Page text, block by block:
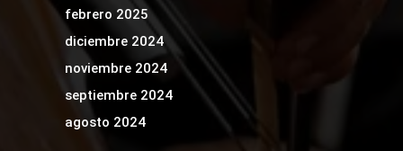
febrero 2025
diciembre 2024
noviembre 2024
septiembre 2024
agosto 2024